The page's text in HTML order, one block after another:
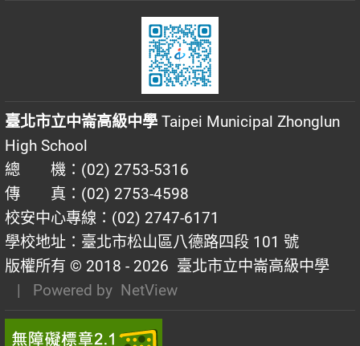
臺北市立中崙高級中學 Taipei Municipal Zhonglun
High School
總 機：(02) 2753-5316
傳 真：(02) 2753-4598
校安中心專線：(02) 2747-6171
學校地址：臺北市松山區八德路四段 101 號
版權所有 © 2018 - 2026 臺北市立中崙高級中學
| Powered by NetView